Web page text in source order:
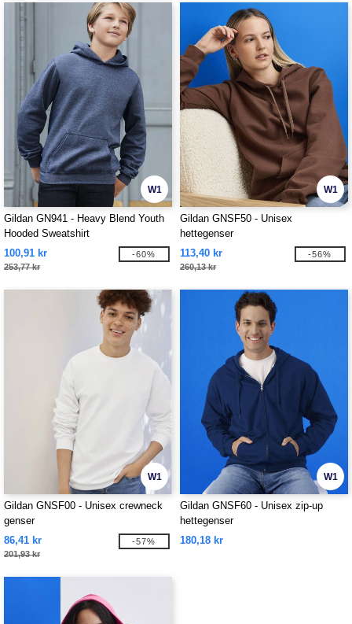
W1
Gildan GN941 - Heavy Blend Youth
Hooded Sweatshirt
100,91 kr
253,77 kr
-60%
W1
Gildan GNSF50 - Unisex
hettegenser
113,40 kr
260,13 kr
-56%
W1
Gildan GNSF00 - Unisex crewneck
genser
86,41 kr
201,93 kr
-57%
W1
Gildan GNSF60 - Unisex zip-up
hettegenser
180,18 kr